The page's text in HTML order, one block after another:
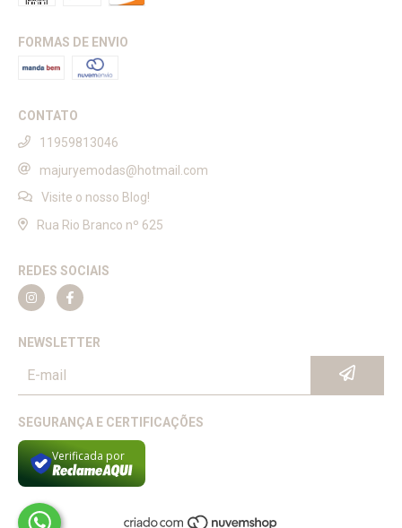
FORMAS DE ENVIO
CONTATO
11959813046
majuryemodas@hotmail.com
Visite o nosso Blog!
Rua Rio Branco nº 625
REDES SOCIAIS
NEWSLETTER
SEGURANÇA E CERTIFICAÇÕES
Verificada por